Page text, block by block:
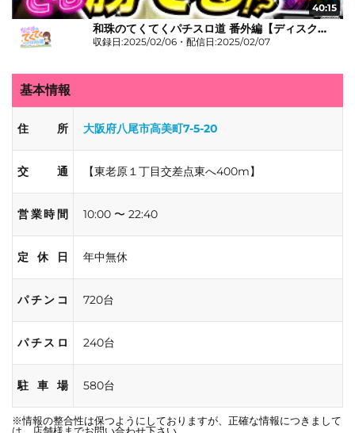
40:15
和珠のてくてくパチスロ道 番外編【ディスクアップULTRAREMIX】
収録日:2025/02/06・配信日:2025/02/07
基本情報
住所 大阪府八尾市高美町7-5-20
交通 【東老原１丁目交差点東へ400m】
営業時間 10:00 〜 22:40
定休日 年中無休
パチンコ 720台
パチスロ 240台
駐車場 580台
※情報の整合性は保つようにしておりますが、正確な情報につきまして